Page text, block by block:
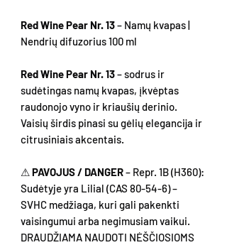
Red Wine Pear Nr. 13– Namų kvapas |
Nendrių difuzorius 100 ml
Red Wine Pear Nr. 13– sodrus ir
sudėtingas namų kvapas, įkvėptas
raudonojo vyno ir kriaušių derinio.
Vaisių širdis pinasi su gėlių elegancija ir
citrusiniais akcentais.
⚠ PAVOJUS / DANGER– Repr. 1B (H360):
Sudėtyje yra Lilial (CAS 80-54-6) –
SVHC medžiaga, kuri gali pakenkti
vaisingumui arba negimusiam vaikui.
DRAUDŽIAMA NAUDOTI NĖŠČIOSIOMS